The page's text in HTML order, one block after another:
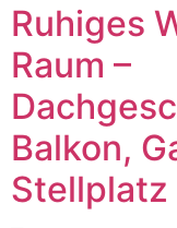
Ruhiges
Raum –
Balkon,
Stellplatz